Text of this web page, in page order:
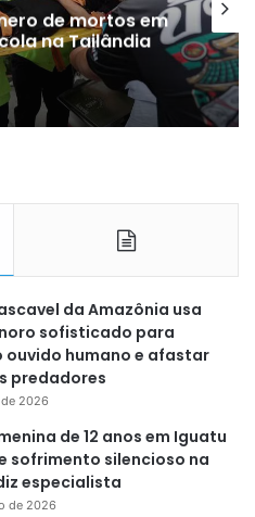
de mortos em
na Tailândia
da Amazônia usa
sofisticado para
ouvido humano e afastar
predadores
2026
de 12 anos em Iguatu
sofrimento silencioso na
especialista
de 2026